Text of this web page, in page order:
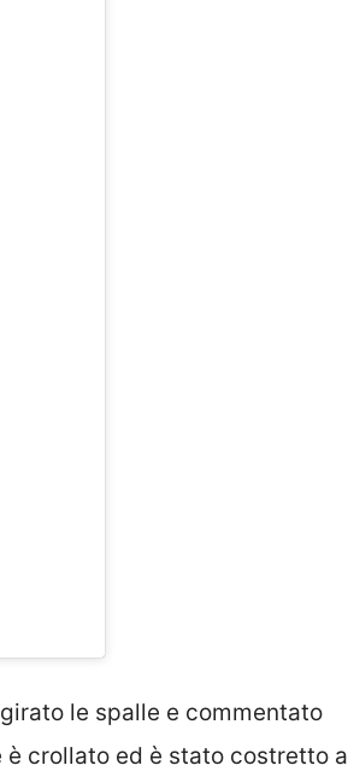
le spalle e commentato
crollato ed è stato costretto a